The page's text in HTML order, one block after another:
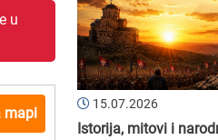
u
mapi
15.07.2026
Istorija, mitovi i